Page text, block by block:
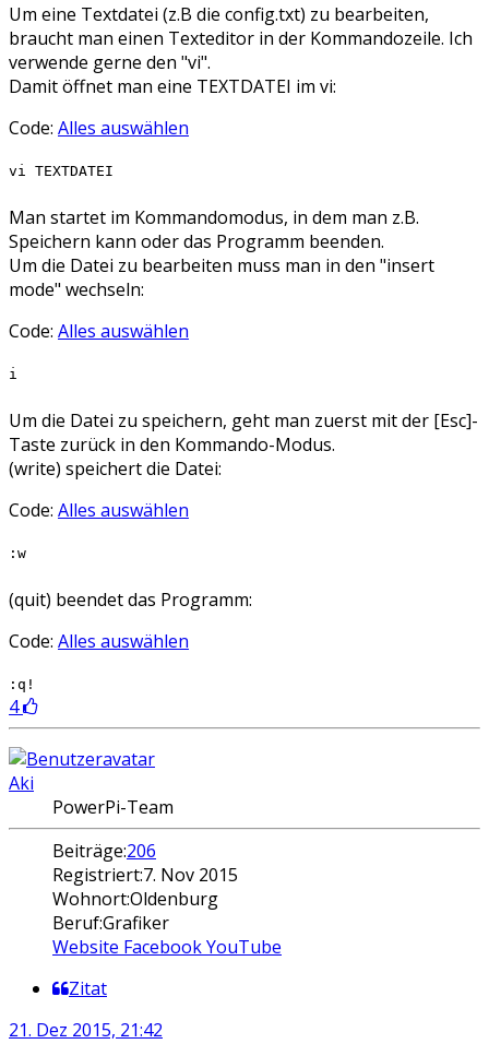
Um eine Textdatei (z.B die config.txt) zu bearbeiten,
braucht man einen Texteditor in der Kommandozeile. Ich
verwende gerne den "vi".
Damit öffnet man eine TEXTDATEI im vi:
Code: Alles auswählen
vi TEXTDATEI
Man startet im Kommandomodus, in dem man z.B.
Speichern kann oder das Programm beenden.
Um die Datei zu bearbeiten muss man in den "insert
mode" wechseln:
Code: Alles auswählen
i
Um die Datei zu speichern, geht man zuerst mit der [Esc]-
Taste zurück in den Kommando-Modus.
(write) speichert die Datei:
Code: Alles auswählen
:w
(quit) beendet das Programm:
Code: Alles auswählen
:q!
4
Aki
PowerPi-Team
Beiträge:206
Registriert:7. Nov 2015
Wohnort:Oldenburg
Beruf:Grafiker
Website FacebookYouTube
Zitat
21. Dez 2015, 21:42